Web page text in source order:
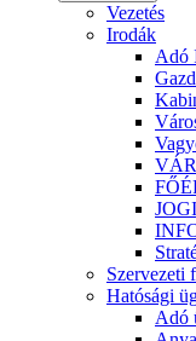
Vezetés
Irodák
Adó
Szervezeti
Hatósági
Adó